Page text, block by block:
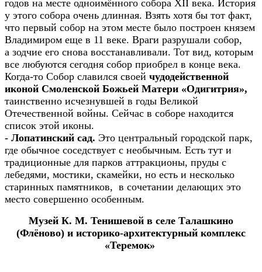
годов на месте одноимённого собора XII века. История
у этого собора очень длинная. Взять хотя бы тот факт,
что первый собор на этом месте было построен князем
Владимиром еще в 11 веке. Враги разрушали собор,
а зодчие его снова восстанавливали. Тот вид, которым
все любуются сегодня собор приобрел в конце века.
Когда-то Собор славился своей чудодейственной
иконой Смоленской Божьей Матери «Одигитрия»,
таинственно исчезнувшей в годы Великой
Отечественной войны. Сейчас в соборе находится
список этой иконы.
- Лопатинский сад. Это центральный городской парк,
где обычное соседствует с необычным. Есть тут и
традиционные для парков аттракционы, пруды с
лебедями, мостики, скамейки, но есть и несколько
старинных памятников, в сочетании делающих это
место совершенно особенным.
Музей К. М. Тенишевой в селе Талашкино
(Флёново) и историко-архитектурный комплекс
«Теремок»